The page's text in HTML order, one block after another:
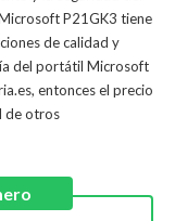
P21GK3 tiene
de calidad y
del portátil Microsoft
entonces el precio
de otros